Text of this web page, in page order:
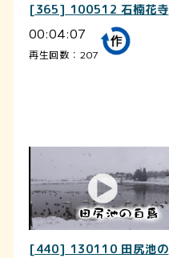
[365] 100512 石楠花寺
00:04:07
再生回数：207
[440] 130110 田尻池の